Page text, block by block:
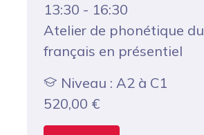
13:30 - 16:30
Atelier de phonétique du
français en présentiel
Niveau : A2 à C1
520,00 €